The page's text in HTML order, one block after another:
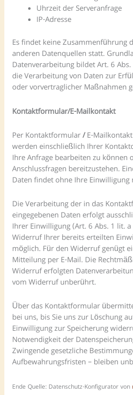
Uhrzeit der Serveranfrage
IP-Adresse
Es findet keine Zusammenführung
anderen Datenquellen statt.
Datenverarbeitung bildet Art. 6
die Verarbeitung von Daten zur
oder vorvertraglicher Maßnahmen
Kontaktformular/E-Mailkontakt
Per Kontaktformular/E-
werden einschließlich Ihrer
Ihre Anfrage bearbeiten zu können
Anschlussfragen bereitzustehen.
Daten findet ohne Ihre Einwilligung
Die Verarbeitung der in das
eingegebenen Daten erfolgt
Ihrer Einwilligung (Art. 6 Abs. 1 lit. a
Widerruf Ihrer bereits erteilten
möglich. Für den Widerruf genügt
Mitteilung per E-Mail. Die
Widerruf erfolgten
vom Widerruf unberührt.
Über das Kontaktformular
bei uns, bis Sie uns zur Löschung
Einwilligung zur Speicherung
Notwendigkeit der
Zwingende gesetzliche
Aufbewahrungsfristen – bleiben
Ende Quelle: Datenschutz-Konfigurator von